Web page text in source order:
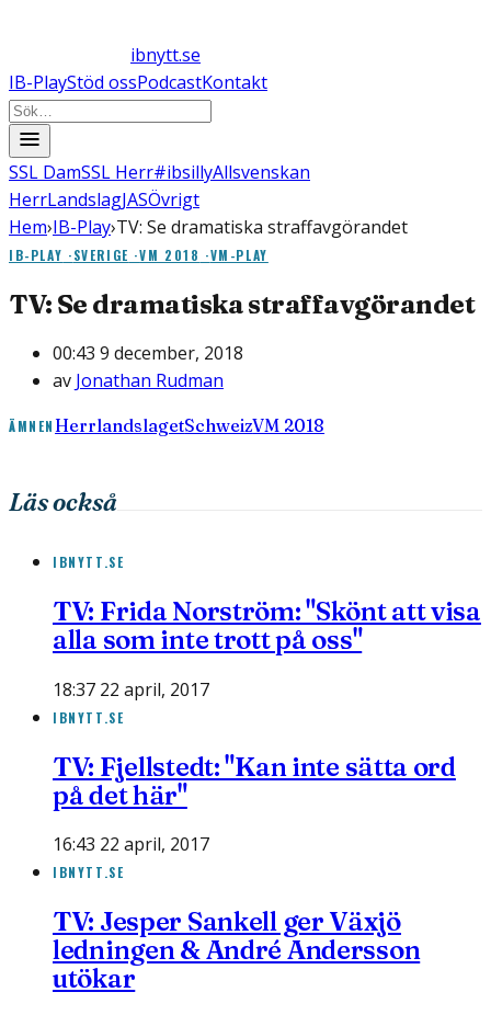
ibnytt.se
IB-PlayStöd ossPodcastKontakt
SSL DamSSL Herr#ibsillyAllsvenskan
HerrLandslagJASÖvrigt
Hem›IB-Play›TV: Se dramatiska straffavgörandet
IB-PLAY ·SVERIGE ·VM 2018 ·VM-PLAY
TV: Se dramatiska straffavgörandet
00:43 9 december, 2018
av Jonathan Rudman
ÄMNEN HerrlandslagetSchweizVM 2018
Läs också
IBNYTT.SE
TV: Frida Norström: "Skönt att visa
alla som inte trott på oss"
18:37 22 april, 2017
IBNYTT.SE
TV: Fjellstedt: "Kan inte sätta ord
på det här"
16:43 22 april, 2017
IBNYTT.SE
TV: Jesper Sankell ger Växjö
ledningen & André Andersson
utökar